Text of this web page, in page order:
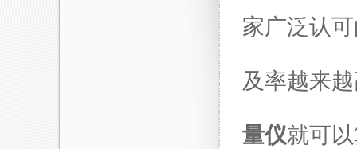
家广泛认
及率越来
量仪就可